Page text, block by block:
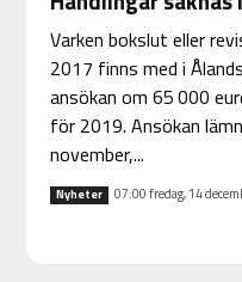
Varken bokslut eller
2017 finns med i
ansökan om 65 000
för 2019. Ansökan
november,...
Nyheter 07:00 fredag, 14